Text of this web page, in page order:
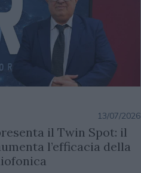
13/07/2026
il Twin Spot: il
l’efficacia della